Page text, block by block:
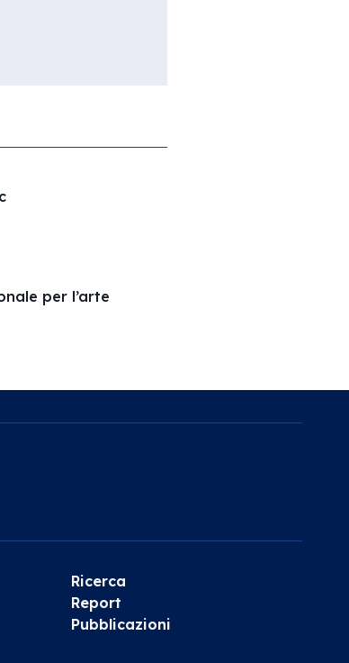
per l’arte
Ricerca
Report
Pubblicazioni